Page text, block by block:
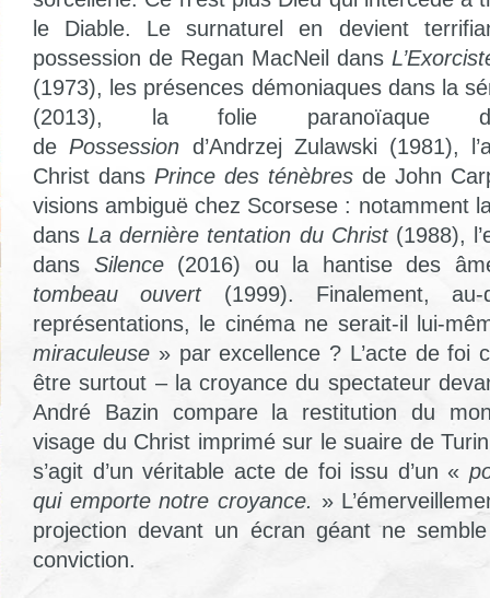
le Diable. Le surnaturel en devient
possession de Regan MacNeil dans
(1973), les présences démoniaques dans la
(2013), la folie paranoïaque
dePossession d’Andrzej Zulawski (1981),
Christ dans Prince des ténèbres de John
visions ambiguë chez Scorsese : notamment
dansLa dernière tentation du Christ (1988),
dans Silence(2016) ou la hantise des
tombeau ouvert (1999). Finalement,
représentations, le cinéma ne serait-il lui-
miraculeuse » par excellence ? L’acte de foi
être surtout – la croyance du spectateur
André Bazin compare la restitution du
visage du Christ imprimé sur le suaire de
s’agit d’un véritable acte de foi issu d’un «
qui emporte notre croyance. »
projection devant un écran géant ne
conviction.